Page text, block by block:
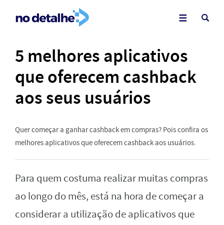
5 melhores aplicativos
que oferecem cashback
aos seus usuários
Quer começar a ganhar cashback em compras? Pois confira os
melhores aplicativos que oferecem cashback aos usuários.
Para quem costuma realizar muitas compras
ao longo do mês, está na hora de começar a
considerar a utilização de aplicativos que